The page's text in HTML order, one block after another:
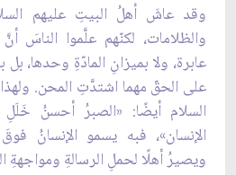
وقد عاشَ أهلُ البيتِ عليهم
والظلامات، لكنّهم علَّموا الناسَ
عابرة، ولا بميزانِ المادّةِ وحدها،
على الحقّ مهما اشتدَّتِ المحن.
السلام أيضًا: «الصبرُ أحسنُ
الإنسان»، فبه يسمو الإنسانُ
ويصيرُ أهلًا لحملِ الرسالةِ ومواجهةِ